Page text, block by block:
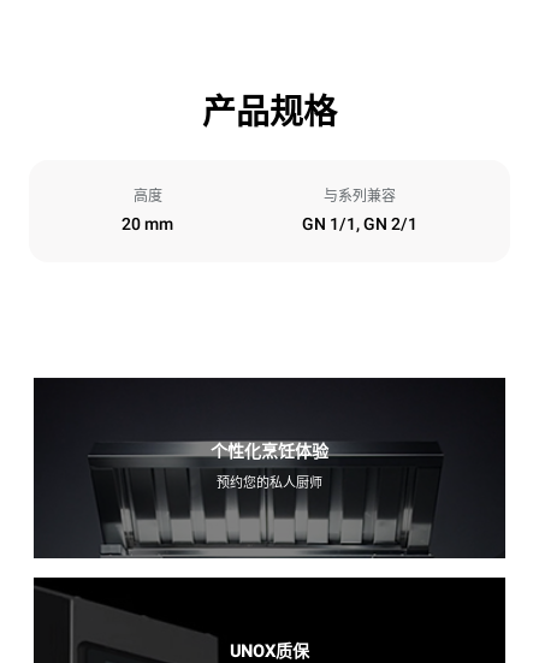
产品规格
高度
20 mm
与系列兼容
GN 1/1, GN 2/1
个性化烹饪体验
预约您的私人厨师
UNOX质保